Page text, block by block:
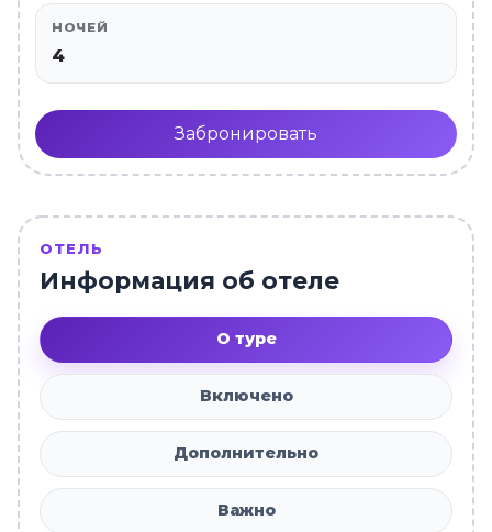
НОЧЕЙ
4
Забронировать
ОТЕЛЬ
Информация об отеле
О туре
Включено
Дополнительно
Важно